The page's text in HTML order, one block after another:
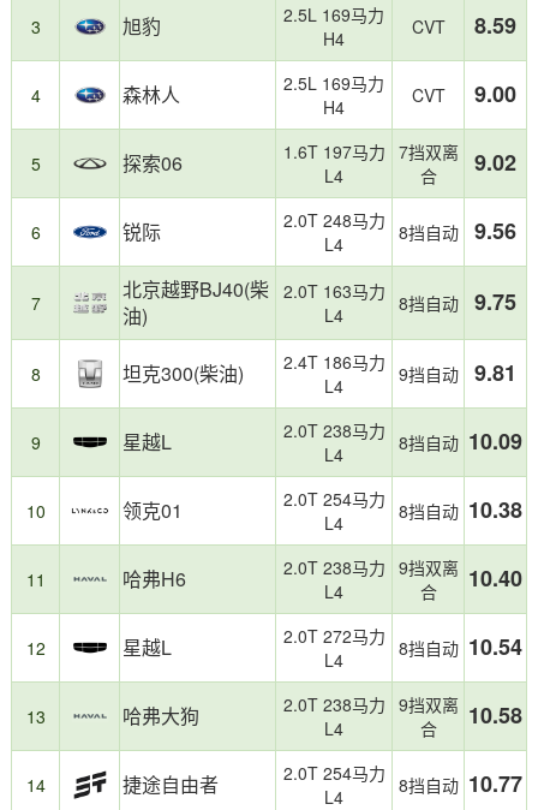
真
实
主
用
提
交
油
记
统
作，
反
常
真
实
耗。
驱
是
内
市
最
受
的
细
市
一，
2025
级
型
整
油
耗
现
稳
定，
3 旭豹
2.5L 169马力
H4
CVT 8.59
4 森林人
2.5L 169马力
H4
CVT 9.00
5 探索06
1.6T 197马力
L4
7挡双离
合
9.02
6 锐际
2.0T 248马力
L4
8挡自动 9.56
7
北京越野BJ40(柴
油)
2.0T 163马力
L4
8挡自动 9.75
8 坦克300(柴油)
2.4T 186马力
L4
9挡自动 9.81
9 星越L
2.0T 238马力
L4
8挡自动 10.09
10 领克01
2.0T 254马力
L4
8挡自动 10.38
11 哈弗H6
2.0T 238马力
L4
9挡双离
合
10.40
12 星越L
2.0T 272马力
L4
8挡自动 10.54
13 哈弗大狗
2.0T 238马力
L4
9挡双离
合
10.58
14 捷途自由者
2.0T 254马力
L4
8挡自动 10.77